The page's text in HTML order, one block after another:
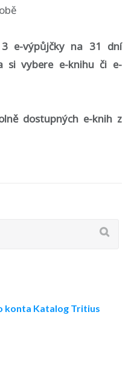
e-výpůjčky na 31 dní
si vybere e-knihu či e-
dostupných e-knih z
konta Katalog Tritius